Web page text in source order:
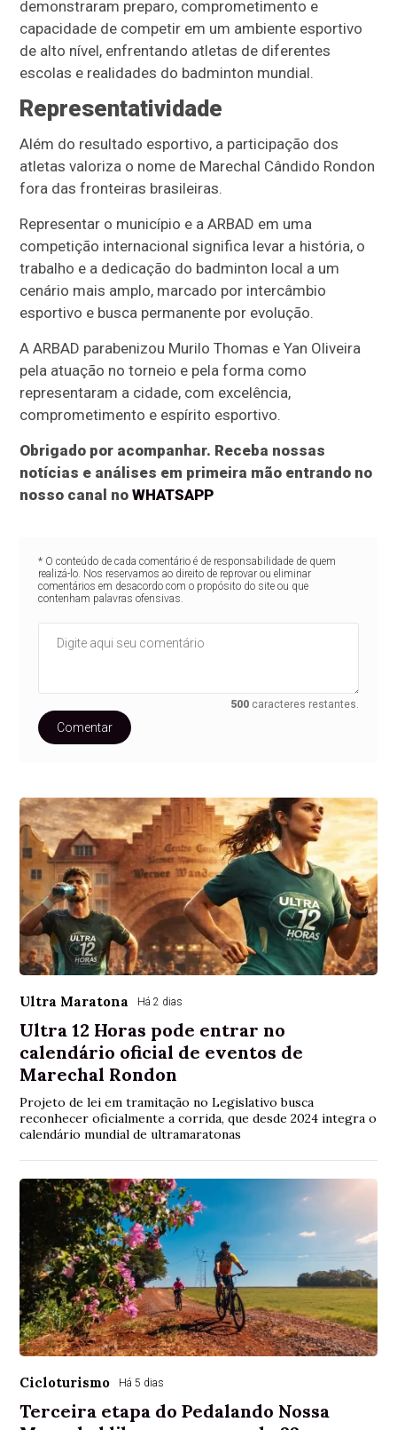
demonstraram preparo, comprometimento e
capacidade de competir em um ambiente esportivo
de alto nível, enfrentando atletas de diferentes
escolas e realidades do badminton mundial.
Representatividade
Além do resultado esportivo, a participação dos
atletas valoriza o nome de Marechal Cândido Rondon
fora das fronteiras brasileiras.
Representar o município e a ARBAD em uma
competição internacional significa levar a história, o
trabalho e a dedicação do badminton local a um
cenário mais amplo, marcado por intercâmbio
esportivo e busca permanente por evolução.
A ARBAD parabenizou Murilo Thomas e Yan Oliveira
pela atuação no torneio e pela forma como
representaram a cidade, com excelência,
comprometimento e espírito esportivo.
Obrigado por acompanhar. Receba nossas
notícias e análises em primeira mão entrando no
nosso canal noWHATSAPP
* O conteúdo de cada comentário é de responsabilidade de quem
realizá-lo. Nos reservamos ao direito de reprovar ou eliminar
comentários em desacordo com o propósito do site ou que
contenham palavras ofensivas.
500 caracteres restantes.
Comentar
Ultra Maratona Há 2 dias
Ultra 12 Horas pode entrar no
calendário oficial de eventos de
Marechal Rondon
Projeto de lei em tramitação no Legislativo busca
reconhecer oficialmente a corrida, que desde 2024 integra o
calendário mundial de ultramaratonas
Cicloturismo Há 5 dias
Terceira etapa do Pedalando Nossa